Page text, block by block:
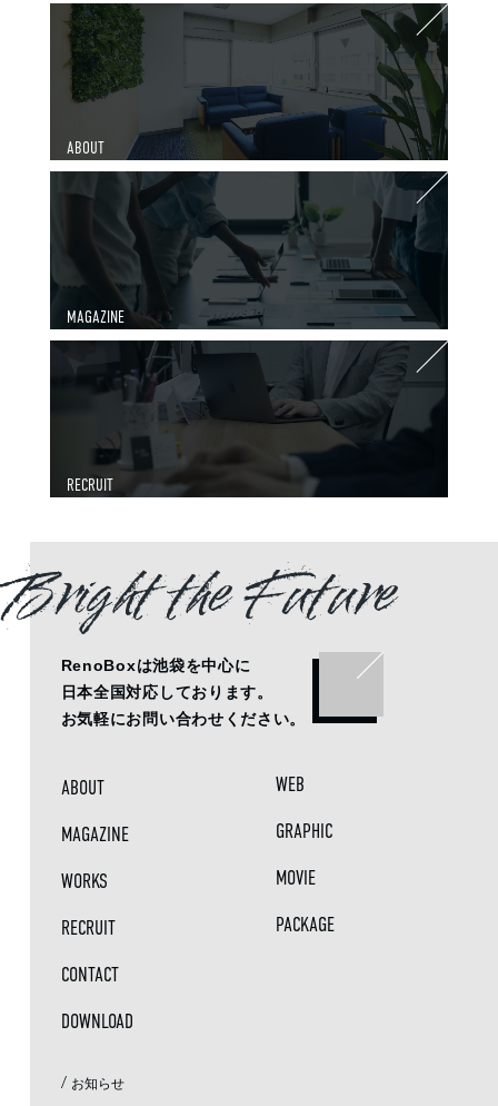
ABOUT
MAGAZINE
RECRUIT
Bright the Future
RenoBoxは池袋を中心に
日本全国対応しております。
お気軽にお問い合わせください。
ABOUT
MAGAZINE
WORKS
RECRUIT
CONTACT
DOWNLOAD
/ お知らせ
WEB
GRAPHIC
MOVIE
PACKAGE